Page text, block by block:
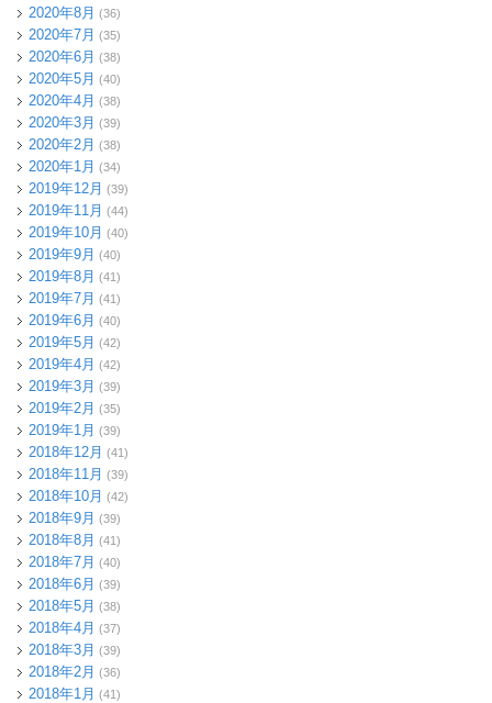
2020年8月 (36)
2020年7月 (35)
2020年6月 (38)
2020年5月 (40)
2020年4月 (38)
2020年3月 (39)
2020年2月 (38)
2020年1月 (34)
2019年12月 (39)
2019年11月 (44)
2019年10月 (40)
2019年9月 (40)
2019年8月 (41)
2019年7月 (41)
2019年6月 (40)
2019年5月 (42)
2019年4月 (42)
2019年3月 (39)
2019年2月 (35)
2019年1月 (39)
2018年12月 (41)
2018年11月 (39)
2018年10月 (42)
2018年9月 (39)
2018年8月 (41)
2018年7月 (40)
2018年6月 (39)
2018年5月 (38)
2018年4月 (37)
2018年3月 (39)
2018年2月 (36)
2018年1月 (41)